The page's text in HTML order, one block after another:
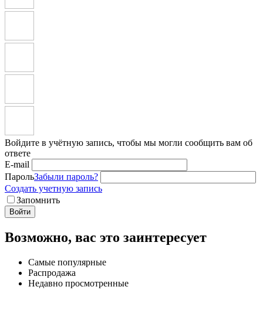
Войдите в учётную запись, чтобы мы могли сообщить вам об
ответе
E-mail
ПарольЗабыли пароль?
Создать учетную запись
Запомнить
Войти
Возможно, вас это заинтересует
Самые популярные
Распродажа
Недавно просмотренные